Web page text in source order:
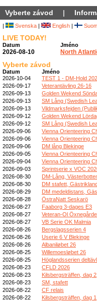
Vyberte závod |
| Svenska | English |
LIVE TODAY!
Datum Jméno
2026-08-10 North
Vyberte závod
Datum
Jméno
2026-10-04
TEST 1 - DM-Hold
2026-09-17
Veterantävling 26-16
2026-09-13
Golden Wekend
2026-09-13
SM Lång (Swedish
2026-09-13
Vildmarksfejden
2026-09-12
Golden Wekend
2026-09-12
SM Lång (Swedish
2026-09-06
Vienna Orienteering
2026-09-06
Vienna Orienteering
2026-09-06
DM lång Blekinge
2026-09-05
Vienna Orienteering
2026-09-04
Vienna Orienteering
2026-09-03
Sprintserie x VOC
2026-08-30
DM-Lång,
2026-08-30
DM stafett,
2026-08-29
DM medeldistans,
2026-08-28
ÖstraNatt Seskarö
2026-08-27
Faaborg 3-dages E3
2026-08-27
Veteran-Ol
2026-08-27
VB Serie OK Malmia
2026-08-26
Bergslagsserien 4
2026-08-26
Userie 6 V Blekinge
2026-08-26
Albaniløbet 26
2026-08-25
Willemoesløbet 26
2026-08-25
Höglandsserien
2026-08-23
CFLD 2026
2026-08-23
Kilsbergsträffen, dag
2026-08-23
SM, stafett
2026-08-22
CF relais
2026-08-22
Kilsbergsträffen, dag